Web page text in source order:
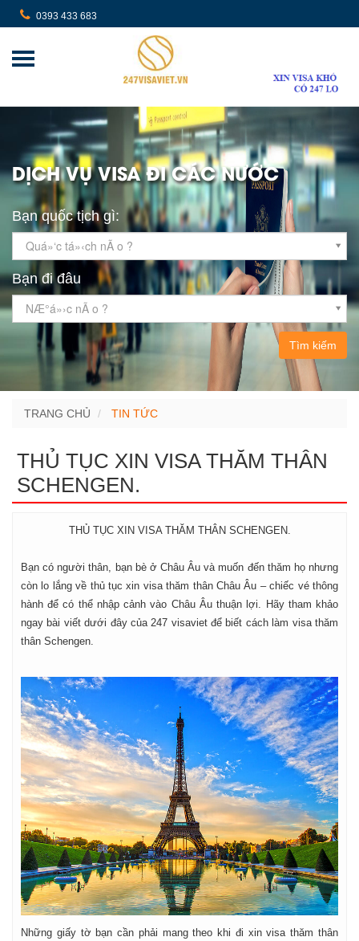
0393 433 683
DỊCH VỤ VISA ĐI CÁC NƯỚC
Bạn quốc tịch gì:
Quá»‘c tá»‹ch nÃ o ?
Bạn đi đâu
NÆ°á»›c nÃ o ?
Tìm kiếm
TRANG CHỦ TIN TỨC
THỦ TỤC XIN VISA THĂM THÂN
SCHENGEN.
THỦ TỤC XIN VISA THĂM THÂN SCHENGEN.
Bạn có người thân, bạn bè ở Châu Âu và muốn đến thăm họ nhưng
còn lo lắng về thủ tục xin visa thăm thân Châu Âu – chiếc vé thông
hành để có thể nhập cảnh vào Châu Âu thuận lợi. Hãy tham khảo
ngay bài viết dưới đây của 247 visaviet để biết cách làm visa thăm
thân Schengen.
Những giấy tờ bạn cần phải mang theo khi đi xin visa thăm thân